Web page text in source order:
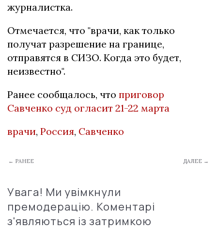
журналистка.
Отмечается, что "врачи, как только
получат разрешение на границе,
отправятся в СИЗО. Когда это будет,
неизвестно".
Ранее сообщалось, что приговор
Савченко суд огласит 21-22 марта
врачи, Россия, Савченко
← РАНЕЕ ДАЛЕЕ →
Увага! Ми увімкнули
премодерацію. Коментарі
з'являються із затримкою